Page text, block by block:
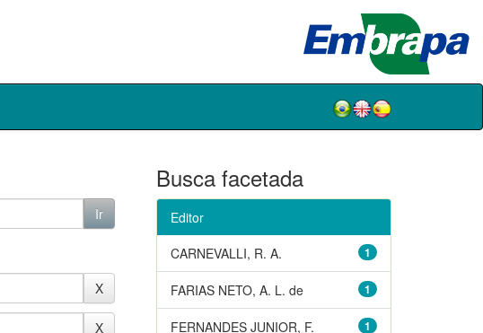
Busca facetada
Editor
1
CARNEVALLI, R. A.
1
FARIAS NETO, A. L. de
1
FERNANDES JUNIOR, F.